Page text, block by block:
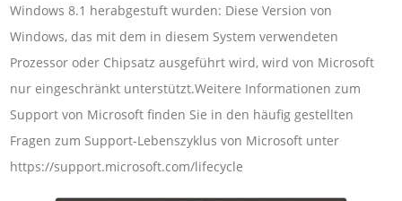
Windows 8.1 herabgestuft wurden: Diese Version von
Windows, das mit dem in diesem System verwendeten
Prozessor oder Chipsatz ausgeführt wird, wird von Microsoft
nur eingeschränkt unterstützt.Weitere Informationen zum
Support von Microsoft finden Sie in den häufig gestellten
Fragen zum Support-Lebenszyklus von Microsoft unter
https://support.microsoft.com/lifecycle